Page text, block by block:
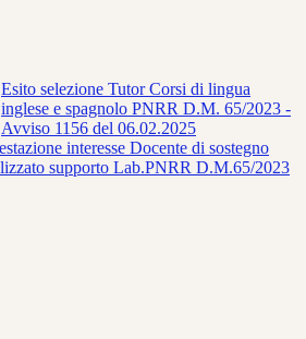
Esito selezione Tutor Corsi di lingua
inglese e spagnolo PNRR D.M. 65/2023 -
Avviso 1156 del 06.02.2025
interesse Docente di sostegno
supporto Lab.PNRR D.M.65/2023